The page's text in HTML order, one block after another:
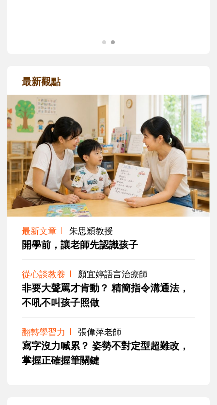
最新觀點
最新文章 朱思穎教授
開學前，讓老師先認識孩子
從心談教養 顏宜婷語言治療師
非要大聲罵才肯動？ 精簡指令溝通法，
不吼不叫孩子照做
翻轉學習力 張偉萍老師
寫字沒力喊累？ 姿勢不對定型超難改，
掌握正確握筆關鍵